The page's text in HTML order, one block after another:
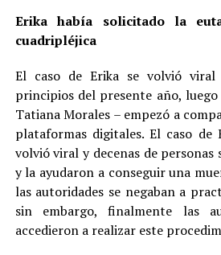
Erika había solicitado la
cuadripléjica
El caso de Erika se volvió viral
principios del presente año, luego
Tatiana Morales – empezó a
plataformas digitales. El caso de
volvió viral y decenas de personas
y la ayudaron a conseguir una
las autoridades se negaban a
sin embargo, finalmente las
accedieron a realizar este